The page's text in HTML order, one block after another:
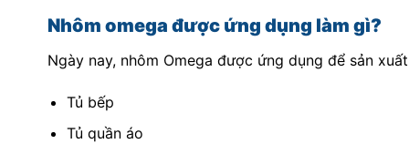
Nhôm omega được ứng dụng làm gì?
Ngày nay, nhôm Omega được ứng dụng để sản
Tủ bếp
Tủ quần áo